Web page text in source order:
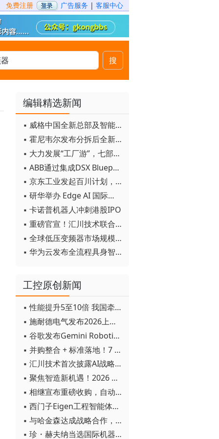
免费注册 广告服务 | 客服中心
搜
编辑精选新闻
▪ 威格中国全新总部及智能工厂启用
▪ 霍尼韦尔发布分拆后全新品牌：霍尼韦尔科技与霍尼韦尔航空航天
▪ 大力发展“工厂游”，七部门联合发文！
▪ ABB通过集成DSX Blueprint AI基础设施，扩大与英伟达的合作
▪ 京东工业发起百川计划， 构建工业大模型新生态
▪ 研华举办 Edge AI 国际论坛
▪ 卡诺普机器人冲刺港股IPO
▪ 重磅官宣！汇川技术联合发起 D12 联盟，开创产教融合新范式
▪ 全球低压变频器市场规模2030年将超170亿美元
▪ 华为云发布全流程具身智能开发平台CloudRobo
工控原创新闻
▪ 性能提升5至10倍 我国牵头制定的WiTSnet工业以太网国际标准正式发布
▪ 施耐德电气发布2026上半年可持续发展成绩单 "Impact 2030"路线图开局稳健
▪ 谷歌发布Gemini Robotics 2模型 实现人形机器人全身智能控制突破
▪ 并购整合 + 标准落地！7 月工业自动化产业动态速递
▪ 汇川技术首次披露AI战略进展：从两个方面推动“AI业务化”落地
▪ 聚焦智造新机遇！2026 青岛数字化及智能制造技术论坛圆满落幕
▪ 相继宣布重磅收购，自动化巨头新一轮并购潮剑指何方？
▪ 西门子Eigen工程智能体落地中国，工业AI跨越物理世界“确定性”拐点
▪ 与哈金森达成战略合作，乐聚机器人何以持续获得工业巨头青睐？
▪ 珍・赫夫纳当选国际机器人联合会新任主席